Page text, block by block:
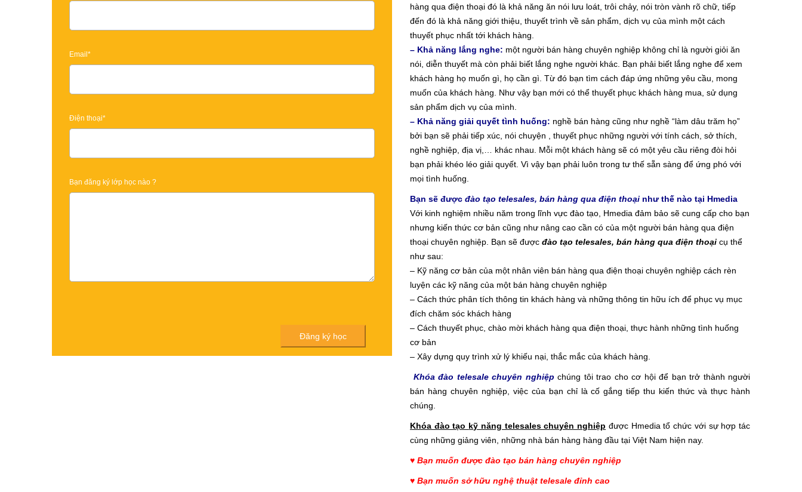
Email*
Điện thoại*
Bạn đăng ký lớp học nào ?
hàng qua điện thoại đó là khả năng ăn nói lưu loát, trôi chảy, nói tròn vành rõ chữ, tiếp
đến đó là khả năng giới thiệu, thuyết trình về sản phẩm, dịch vụ của mình một cách
thuyết phục nhất tới khách hàng.
– Khả năng lắng nghe: một người bán hàng chuyên nghiệp không chỉ là người giỏi ăn
nói, diễn thuyết mà còn phải biết lắng nghe người khác. Bạn phải biết lắng nghe để xem
khách hàng họ muốn gì, họ cần gì. Từ đó bạn tìm cách đáp ứng những yêu cầu, mong
muốn của khách hàng. Như vậy bạn mới có thể thuyết phục khách hàng mua, sử dụng
sản phẩm dịch vụ của mình.
– Khả năng giải quyết tình huống: nghề bán hàng cũng như nghề “làm dâu trăm họ”
bởi bạn sẽ phải tiếp xúc, nói chuyện , thuyết phục những người với tính cách, sở thích,
nghề nghiệp, địa vị,… khác nhau. Mỗi một khách hàng sẽ có một yêu cầu riêng đòi hỏi
bạn phải khéo léo giải quyết. Vì vậy bạn phải luôn trong tư thế sẵn sàng để ứng phó với
mọi tình huống.
Bạn sẽ được đào tạo telesales, bán hàng qua điện thoại như thế nào tại Hmedia
Với kinh nghiệm nhiều năm trong lĩnh vực đào tạo, Hmedia đảm bảo sẽ cung cấp cho bạn
nhưng kiến thức cơ bản cũng như nâng cao cần có của một người bán hàng qua điện
thoại chuyên nghiệp. Bạn sẽ được đào tạo telesales, bán hàng qua điện thoại cụ thể
như sau:
– Kỹ năng cơ bản của một nhân viên bán hàng qua điện thoại chuyên nghiệp cách rèn
luyện các kỹ năng của một bán hàng chuyên nghiệp
– Cách thức phân tích thông tin khách hàng và những thông tin hữu ích để phục vụ mục
đích chăm sóc khách hàng
– Cách thuyết phục, chào mời khách hàng qua điện thoại, thực hành những tình huống
cơ bản
– Xây dựng quy trình xử lý khiếu nại, thắc mắc của khách hàng.
Khóa đào telesale chuyên nghiệp chúng tôi trao cho cơ hội để bạn trở thành người
bán hàng chuyên nghiệp, việc của bạn chỉ là cố gắng tiếp thu kiến thức và thực hành
chúng.
Khóa đào tạo kỹ năng telesales chuyên nghiệp được Hmedia tổ chức với sự hợp tác
cùng những giảng viên, những nhà bán hàng hàng đầu tại Việt Nam hiện nay.
♥ Bạn muốn được đào tạo bán hàng chuyên nghiệp
♥ Bạn muốn sở hữu nghệ thuật telesale đỉnh cao